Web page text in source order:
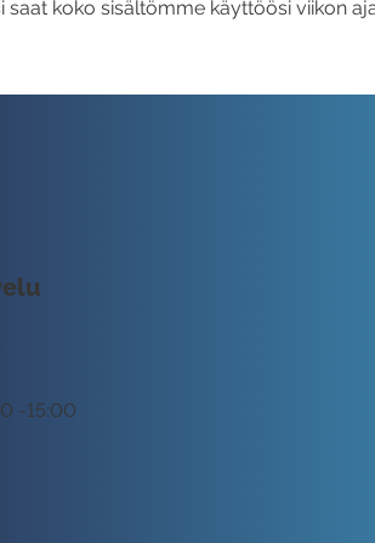
saat koko sisältömme käyttöösi viikon
-15:00